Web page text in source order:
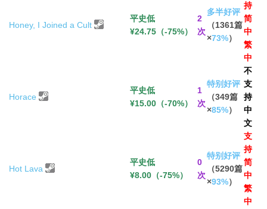
Honey, I Joined a Cult
平史低
¥24.75（-75%）
2
次
多半好评
（1361篇
×73%）
持
简
中
繁
中
Horace
平史低
¥15.00（-70%）
1
次
特别好评
（349篇
×85%）
不
支
持
中
文
Hot Lava
平史低
¥8.00（-75%）
0
次
特别好评
（5290篇
×93%）
支
持
简
中
繁
中